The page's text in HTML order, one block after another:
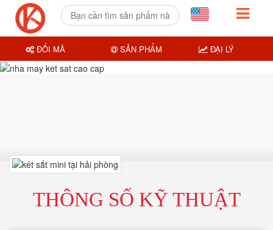
THÔNG SỐ KỸ THUẬT
ĐỔI MÃ SẢN PHẨM ĐẠI LÝ